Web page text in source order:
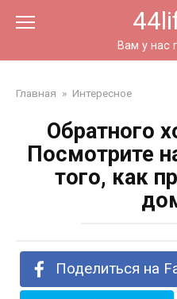
Вам у нас
Главная » Интересное
Обратного
Посмотрите
того, как
Поделиться на